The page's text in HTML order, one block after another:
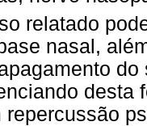
relatado
nasal,
desta
repercussão